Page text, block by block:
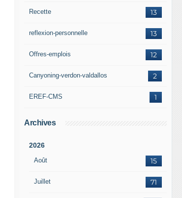
13
Recette
13
reflexion-personnelle
12
Offres-emplois
2
Canyoning-verdon-valdallos
1
EREF-CMS
Archives
2026
Août 15
Juillet 71